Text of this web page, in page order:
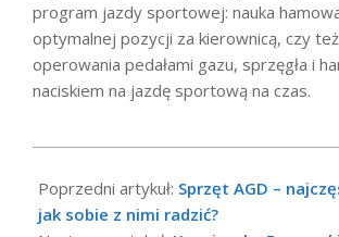
program jazdy sportowej: nauka
optymalnej pozycji za kierownicą, czy
operowania pedałami gazu, sprzęgła i
naciskiem na jazdę sportową na czas.
05-
29
Poprzedni artykuł: Sprzęt AGD –
jak sobie z nimi radzić?